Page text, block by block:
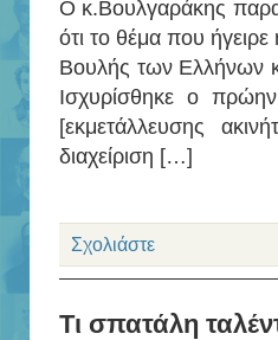
Ο κ.Βουλγαράκης
ότι το θέμα που
Βουλής των Ελλήνων
Ισχυρίσθηκε ο
[εκμετάλλευσης
διαχείριση […]
Σχολιάστε
Τι σπατάλη